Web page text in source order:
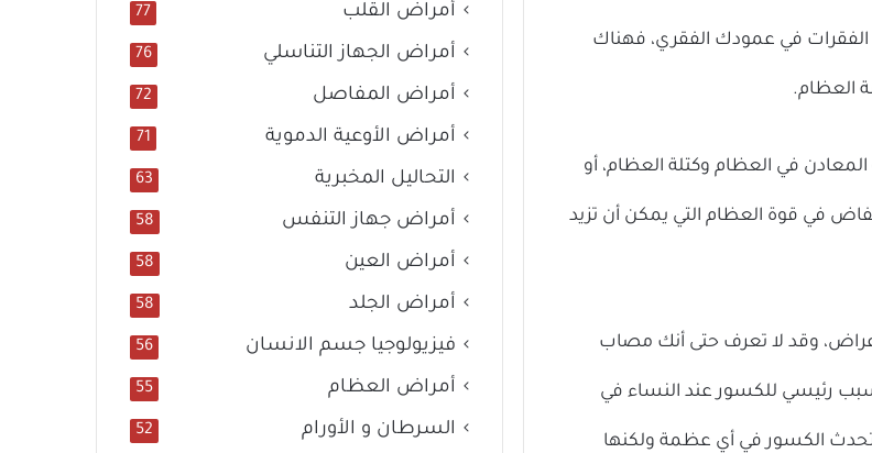
إحدى الفقرات في عمودك الفقري، فهناك
العظام.
في العظام وكتلة العظام، أو
في قوة العظام التي يمكن أن تزيد
وقد لا تعرف حتى أنك مصاب
رئيسي للكسور عند النساء في
تحدث الكسور في أي عظمة ولكنها
أمراض القلب 77
أمراض الجهاز التناسلي 76
أمراض المفاصل 72
أمراض الأوعية الدموية 71
التحاليل المخبرية 63
أمراض جهاز التنفس 58
أمراض العين 58
أمراض الجلد 58
فيزيولوجيا جسم الانسان 56
أمراض العظام 55
السرطان و الأورام 52